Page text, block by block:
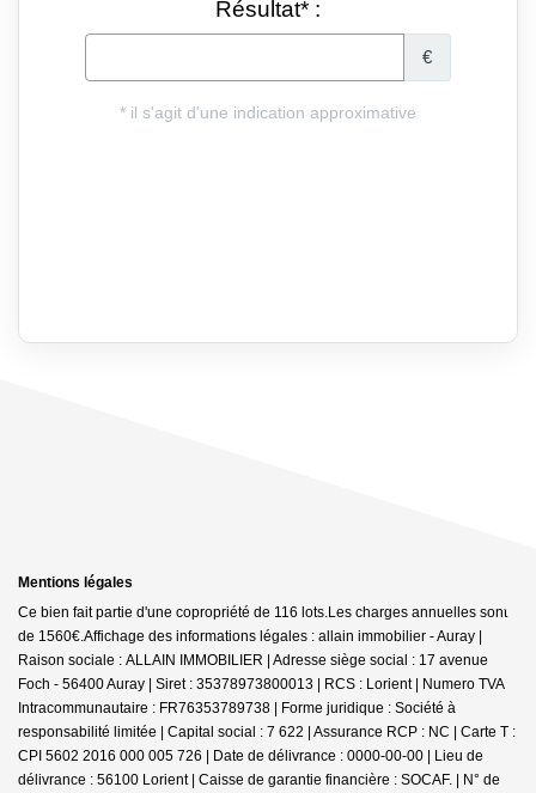
Mentions légales
Ce bien fait partie d'une copropriété de 116 lots.Les charges annuelles sont
de 1560€.Affichage des informations légales : allain immobilier - Auray |
Raison sociale : ALLAIN IMMOBILIER | Adresse siège social : 17 avenue
Foch - 56400 Auray | Siret : 35378973800013 | RCS : Lorient | Numero TVA
Intracommunautaire : FR76353789738 | Forme juridique : Société à
responsabilité limitée | Capital social : 7 622 | Assurance RCP : NC | Carte T :
CPI 5602 2016 000 005 726 | Date de délivrance : 0000-00-00 | Lieu de
délivrance : 56100 Lorient | Caisse de garantie financière : SOCAF. | N° de